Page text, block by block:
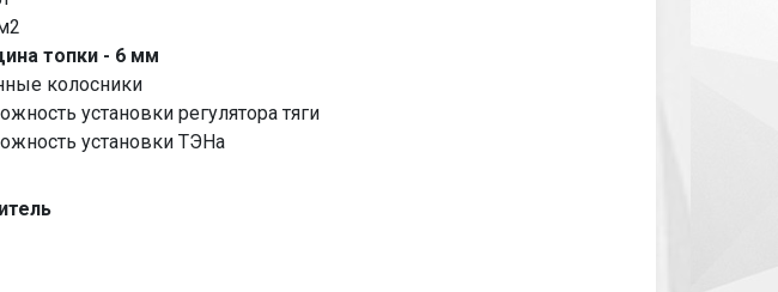
топки - 6 мм
колосники
установки регулятора тяги
установки ТЭНа